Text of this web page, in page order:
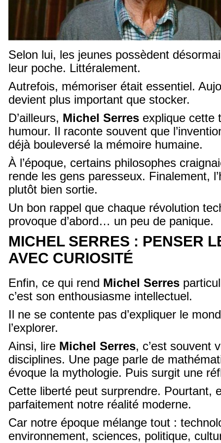
Selon lui, les jeunes possèdent
leur poche. Littéralement.
Autrefois, mémoriser était essentiel.
devient plus important que stocker.
D’ailleurs, Michel Serres explique cette
humour. Il raconte souvent que
déjà bouleversé la mémoire humaine.
À l’époque, certains philosophes
rende les gens paresseux. Finalement,
plutôt bien sortie.
Un bon rappel que chaque révolution
provoque d’abord… un peu de panique.
MICHEL SERRES : PENSER
AVEC CURIOSITÉ
Enfin, ce qui rend Michel Serres
c’est son enthousiasme intellectuel.
Il ne se contente pas d’expliquer le
l’explorer.
Ainsi, lire Michel Serres, c’est souvent
disciplines. Une page parle de
évoque la mythologie. Puis surgit une
Cette liberté peut surprendre. Pourtant,
parfaitement notre réalité moderne.
Car notre époque mélange tout :
environnement, sciences, politique,